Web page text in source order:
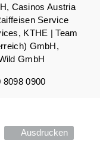
Casinos Austria
Service
KTHE | Team
GmbH,
GmbH
8098 0900
Ausdrucken